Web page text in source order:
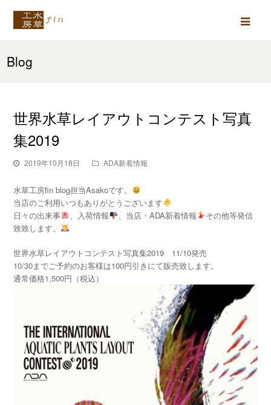
Blog
世界水草レイアウトコンテスト写真
集2019
2019年10月18日 ADA新着情報
水草工房fin blog担当Asakoです。
当店のご利用いつもありがとうございます
日々の出来事
、入荷情報 、当店・ADA新着情報
その他等発信
致致します。
世界水草レイアウトコンテスト写真集2019 11/10発売
10/30までご予約のお客様は100円引きにて販売致します。
通常価格1,500円（税込）